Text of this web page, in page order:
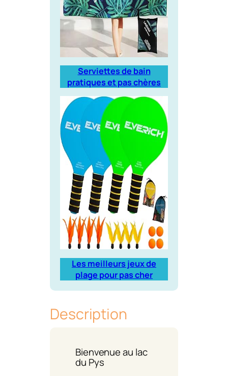
Serviettes de bain
pratiques et pas chères
Les meilleurs jeux de
plage pour pas cher
Description
Bienvenue au lac
du Pys